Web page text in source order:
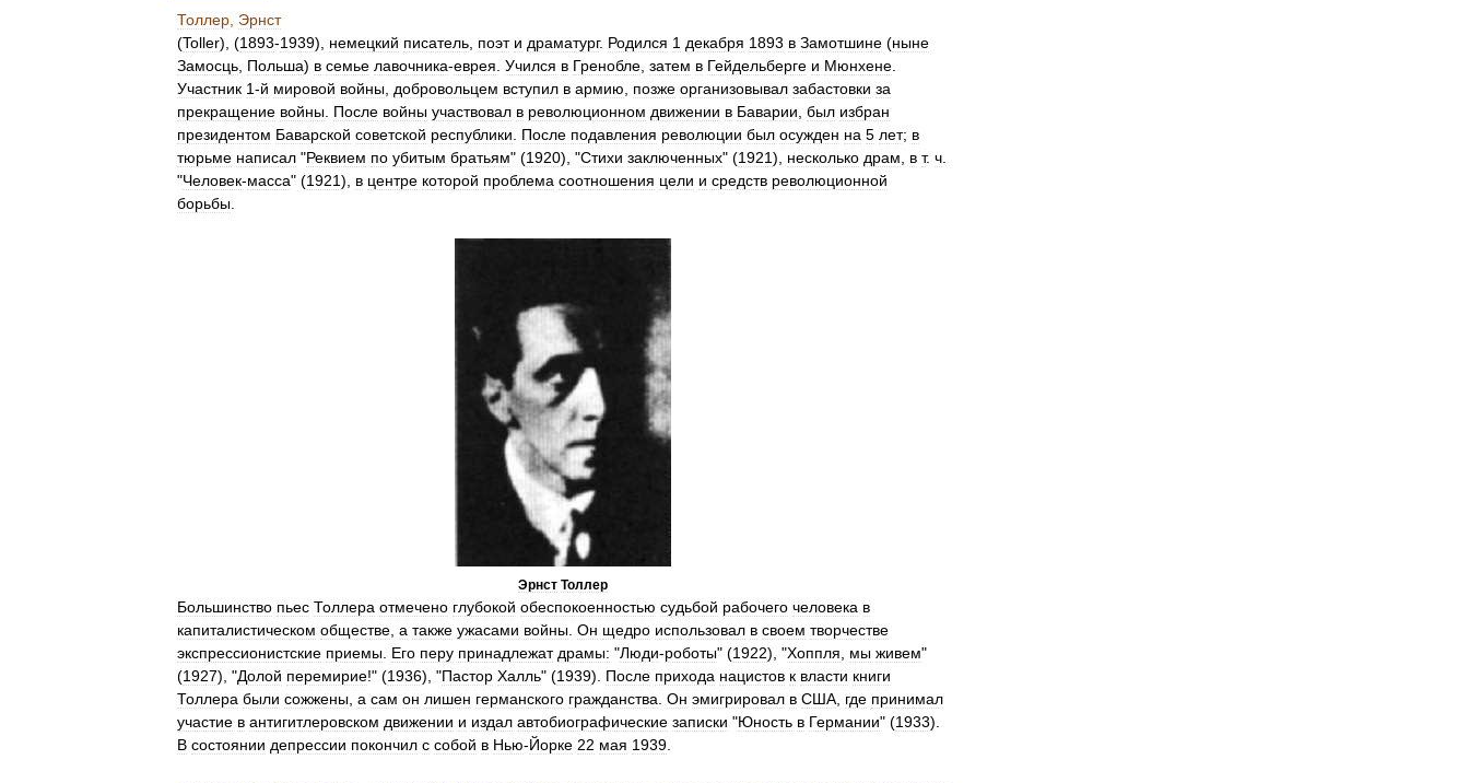
Толлер Эрнст
(Toller), (1893-1939), немецкий писатель поэт и драматург. Родился 1 декабря 1893 в Замотшине (ныне
Замосць Польша) в семье лавочника-еврея Учился в Гренобле затем в Гейдельберге и Мюнхене
Участник 1-й мировой войны добровольцем вступил в армию позже организовывал забастовки за
прекращение войны После войны участвовал в революционном движении в Баварии был избран
президентом Баварской советской республики После подавления революции был осужден на 5 лет; в
тюрьме написал "Реквием по убитым братьям" (1920), "Стихи заключенных" (1921), несколько драм в т. ч
"Человек-масса" (1921), в центре которой проблема соотношения цели и средств революционной
борьбы
Эрнст Толлер
Большинство пьес Толлера отмечено глубокой обеспокоенностью судьбой рабочего человека в
капиталистическом обществе а также ужасами войны Он щедро использовал в своем творчестве
экспрессионистские приемы Его перу принадлежат драмы: "Люди-роботы" (1922), "Хоппля мы живем"
(1927), "Долой перемирие!" (1936), "Пастор Халль" (1939). После прихода нацистов к власти книги
Толлера были сожжены а сам он лишен германского гражданства Он эмигрировал в США где принимал
участие в антигитлеровском движении и издал автобиографические записки "Юность в Германии" (1933).
В состоянии депрессии покончил с собой в Нью-Йорке 22 мая 1939